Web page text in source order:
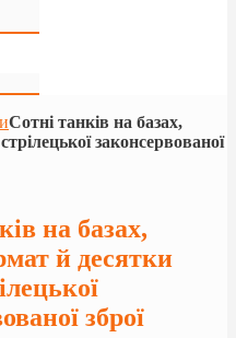
Сотні танків на базах,
законсервованої
на базах,
й десятки
зброї